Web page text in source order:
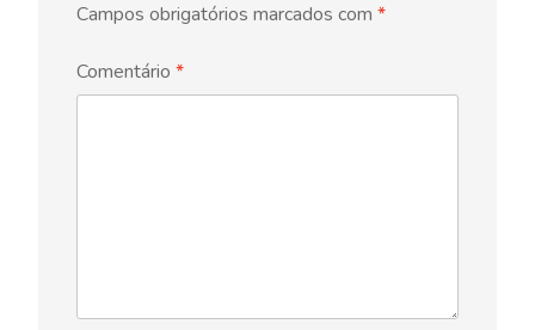
Campos obrigatórios marcados com *
Comentário *